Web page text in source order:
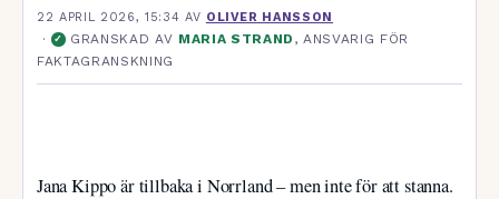
22 APRIL 2026, 15:34 AV OLIVER HANSSON
· ✓ GRANSKAD AV MARIA STRAND , ANSVARIG FÖR
FAKTAGRANSKNING
Jana Kippo är tillbaka i Norrland – men inte för att stanna.